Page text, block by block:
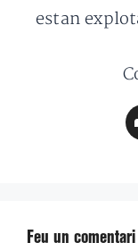
estan
Feu un comentari